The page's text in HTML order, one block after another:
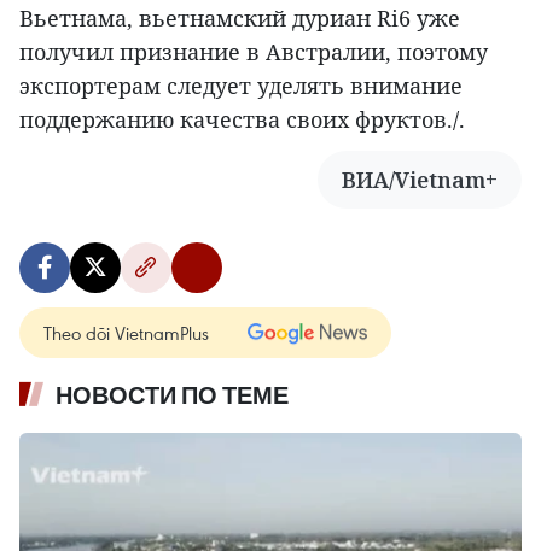
Вьетнама, вьетнамский дуриан Ri6 уже
получил признание в Австралии, поэтому
экспортерам следует уделять внимание
поддержанию качества своих фруктов./.
ВИА/Vietnam+
Theo dõi VietnamPlus
НОВОСТИ ПО ТЕМЕ